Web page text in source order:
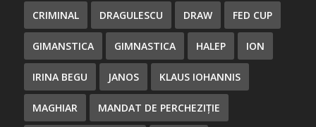
CRIMINAL DRAGULESCU DRAW FED CUP
GIMANSTICA GIMNASTICA HALEP ION
IRINA BEGU JANOS KLAUS IOHANNIS
MAGHIAR MANDAT DE PERCHEZIȚIE